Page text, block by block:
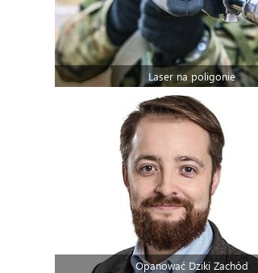
Laser na poligonie
Opanować Dziki Zachód